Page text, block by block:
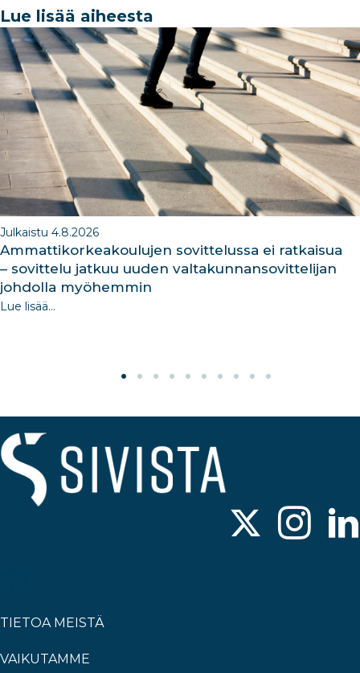
e
b
o
o
k
e
dI
n
e
ra
m
dI
n
Lue lisää aiheesta
Julkaistu 4.8.2026
Ammattikorkeakoulujen sovittelussa ei ratkaisua
– sovittelu jatkuu uuden valtakunnansovittelijan
johdolla myöhemmin
Lue lisää...
TIETOA MEISTÄ
VAIKUTAMME